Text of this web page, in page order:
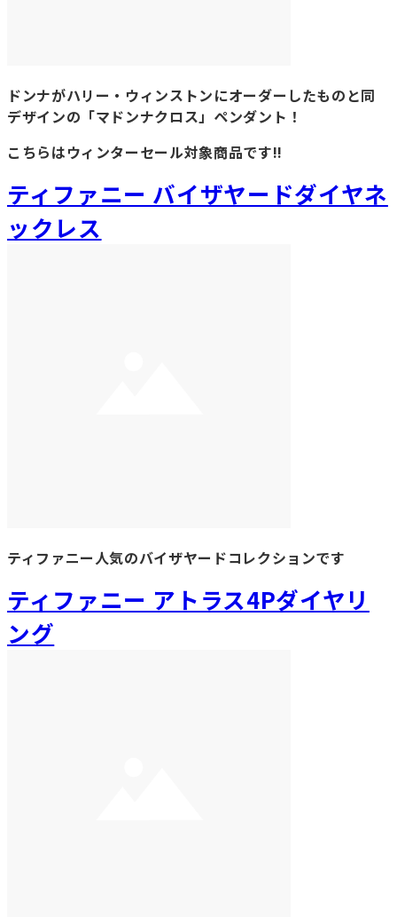
ドンナがハリー・ウィンストンにオーダーしたものと同
デザインの「マドンナクロス」ペンダント！
こちらはウィンターセール対象商品です!!
ティファニー バイザヤードダイヤネ
ックレス
ティファニー人気のバイザヤードコレクションです
ティファニー アトラス4Pダイヤリ
ング